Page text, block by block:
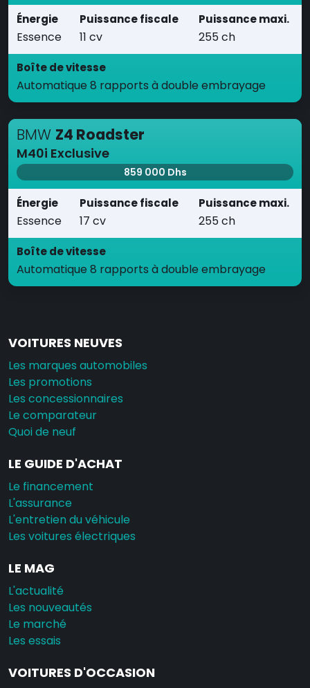
Énergie
Essence
Puissance fiscale
11 cv
Puissance maxi.
255 ch
Boîte de vitesse
Automatique 8 rapports à double embrayage
BMW Z4 Roadster
M40i Exclusive
859 000 Dhs
Énergie
Essence
Puissance fiscale
17 cv
Puissance maxi.
255 ch
Boîte de vitesse
Automatique 8 rapports à double embrayage
VOITURES NEUVES
Les marques automobiles
Les promotions
Les concessionnaires
Le comparateur
Quoi de neuf
LE GUIDE D'ACHAT
Le financement
L'assurance
L'entretien du véhicule
Les voitures électriques
LE MAG
L'actualité
Les nouveautés
Le marché
Les essais
VOITURES D'OCCASION